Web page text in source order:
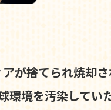
が捨てられ焼却さ
環境を汚染してい